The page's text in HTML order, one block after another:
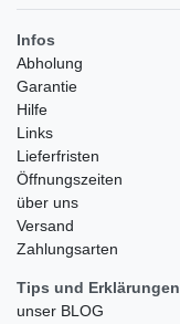
Infos
Abholung
Garantie
Hilfe
Links
Lieferfristen
Öffnungszeiten
über uns
Versand
Zahlungsarten
Tips und Erklärungen
unser BLOG